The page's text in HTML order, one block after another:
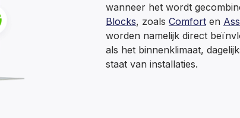
wanneer het wordt
Blocks, zoals Comfort en
worden namelijk direct
als het binnenklimaat,
staat van installaties.